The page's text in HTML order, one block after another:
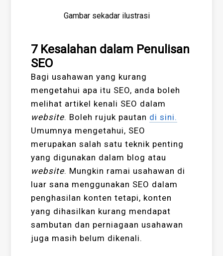
Gambar sekadar ilustrasi
7 Kesalahan dalam Penulisan
SEO
Bagi usahawan yang kurang
mengetahui apa itu SEO, anda boleh
melihat artikel kenali SEO dalam
website. Boleh rujuk pautan di sini.
Umumnya mengetahui, SEO
merupakan salah satu teknik penting
yang digunakan dalam blog atau
website. Mungkin ramai usahawan di
luar sana menggunakan SEO dalam
penghasilan konten tetapi, konten
yang dihasilkan kurang mendapat
sambutan dan perniagaan usahawan
juga masih belum dikenali.